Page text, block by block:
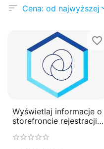
Cena: od najwyższej
Wyświetlaj informacje o
storefroncie rejestracji